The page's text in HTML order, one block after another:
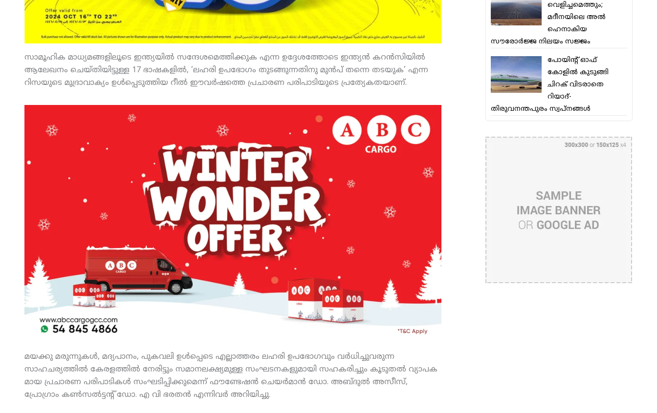
സാമൂഹിക മാധ്യമങ്ങളിലൂടെ ഇന്ത്യയില്‍ സന്ദേശമെത്തിക്കുക എന്ന ഉദ്ദേശത്തോടെ ഇന്ത്യന്‍ കറന്‍സിയില്‍
ആലേഖനം ചെയ്തിയിട്ടുള്ള 17 ഭാഷകളില്‍, ‘ലഹരി ഉപഭോഗം തുടങ്ങുന്നതിനു മുന്‍പ് തന്നെ തടയുക’ എന്ന
റിസയുടെ മുദ്രാവാക്യം ഉള്‍പ്പെടുത്തിയ റീല്‍ ഈവര്‍ഷത്തെ പ്രചാരണ പരിപാടിയുടെ പ്രത്യേകതയാണ്.
മയക്കു മരുന്നുകള്‍, മദ്യപാനം, പുകവലി ഉള്‍പ്പെടെ എല്ലാത്തരം ലഹരി ഉപഭോഗവും വര്‍ധിച്ചുവരുന്ന
സാഹചര്യത്തില്‍ കേരളത്തില്‍ നേരിട്ടും സമാനലക്ഷ്യമുള്ള സംഘടനകളുമായി സഹകരിച്ചും കൂടുതല്‍ വ്യാപക
മായ പ്രചാരണ പരിപാടികള്‍ സംഘടിപ്പിക്കുമെന്ന് ഫൗണ്ടേഷന്‍ ചെയര്‍മാന്‍ ഡോ. അബ്ദുല്‍ അസീസ്,
പ്രോഗ്രാം കണ്‍സല്‍ട്ടന്റ് ഡോ. എ വി ഭരതന്‍ എന്നിവര്‍ അറിയിച്ചു.
വെളിച്ചമെത്തും;
മദീനയിലെ അല്‍
ഹെനാകിയ
സൗരോര്‍ജ്ജ നിലയം സജ്ജം
പോയിന്റ് ഓഫ്
കോളില്‍ കുടുങ്ങി
ചിറക് വിടരാതെ
റിയാദ്-
തിരുവനന്തപുരം സ്വപ്നങ്ങള്‍